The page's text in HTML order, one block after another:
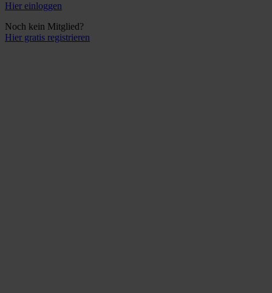
Hier einloggen
Noch kein Mitglied?
Hier gratis registrieren